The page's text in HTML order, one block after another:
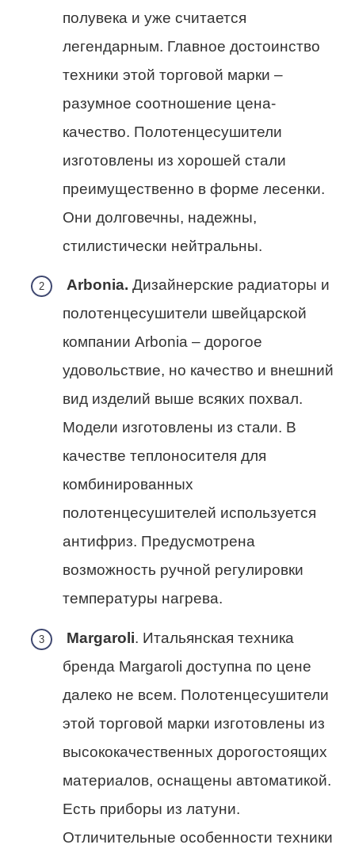
полувека и уже считается
легендарным. Главное достоинство
техники этой торговой марки –
разумное соотношение цена-
качество. Полотенцесушители
изготовлены из хорошей стали
преимущественно в форме лесенки.
Они долговечны, надежны,
стилистически нейтральны.
Arbonia. Дизайнерские радиаторы и
полотенцесушители швейцарской
компании Arbonia – дорогое
удовольствие, но качество и внешний
вид изделий выше всяких похвал.
Модели изготовлены из стали. В
качестве теплоносителя для
комбинированных
полотенцесушителей используется
антифриз. Предусмотрена
возможность ручной регулировки
температуры нагрева.
Margaroli. Итальянская техника
бренда Margaroli доступна по цене
далеко не всем. Полотенцесушители
этой торговой марки изготовлены из
высококачественных дорогостоящих
материалов, оснащены автоматикой.
Есть приборы из латуни.
Отличительные особенности техники